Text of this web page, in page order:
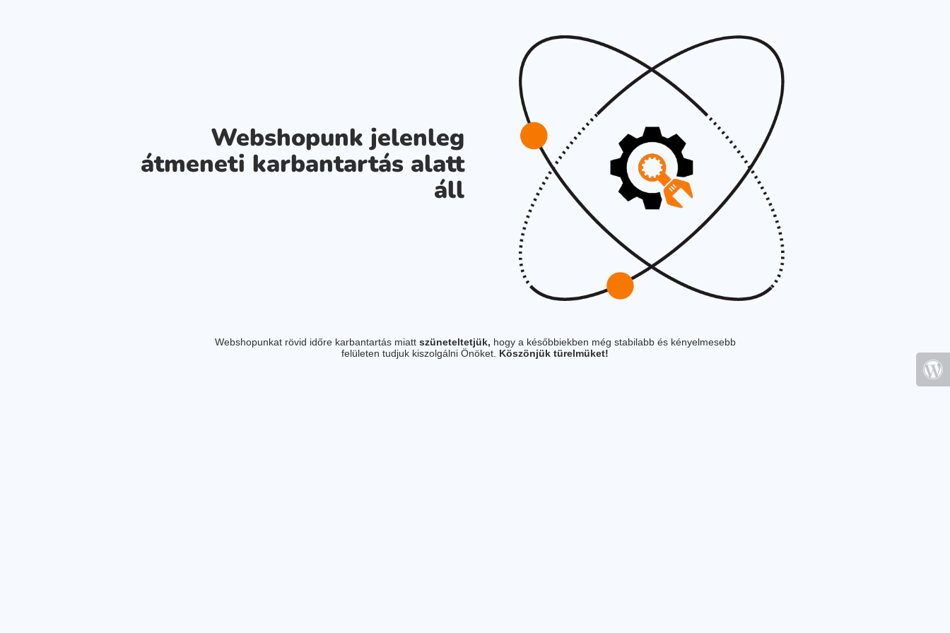
Webshopunk jelenleg
átmeneti karbantartás alatt
áll
Webshopunkat rövid időre karbantartás miatt szüneteltetjük, hogy a későbbiekben még stabilabb és kényelmesebb
felületen tudjuk kiszolgálni Önöket. Köszönjük türelmüket!